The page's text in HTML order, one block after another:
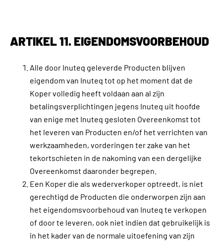
ARTIKEL 11. EIGENDOMSVOORBEHOUD
Alle door Inuteq geleverde Producten blijven
eigendom van Inuteq tot op het moment dat de
Koper volledig heeft voldaan aan al zijn
betalingsverplichtingen jegens Inuteq uit hoofde
van enige met Inuteq gesloten Overeenkomst tot
het leveren van Producten en/of het verrichten van
werkzaamheden, vorderingen ter zake van het
tekortschieten in de nakoming van een dergelijke
Overeenkomst daaronder begrepen.
Een Koper die als wederverkoper optreedt, is niet
gerechtigd de Producten die onderworpen zijn aan
het eigendomsvoorbehoud van Inuteq te verkopen
of door te leveren, ook niet indien dat gebruikelijk is
in het kader van de normale uitoefening van zijn